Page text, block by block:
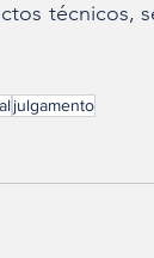
técnicos,
julgamento